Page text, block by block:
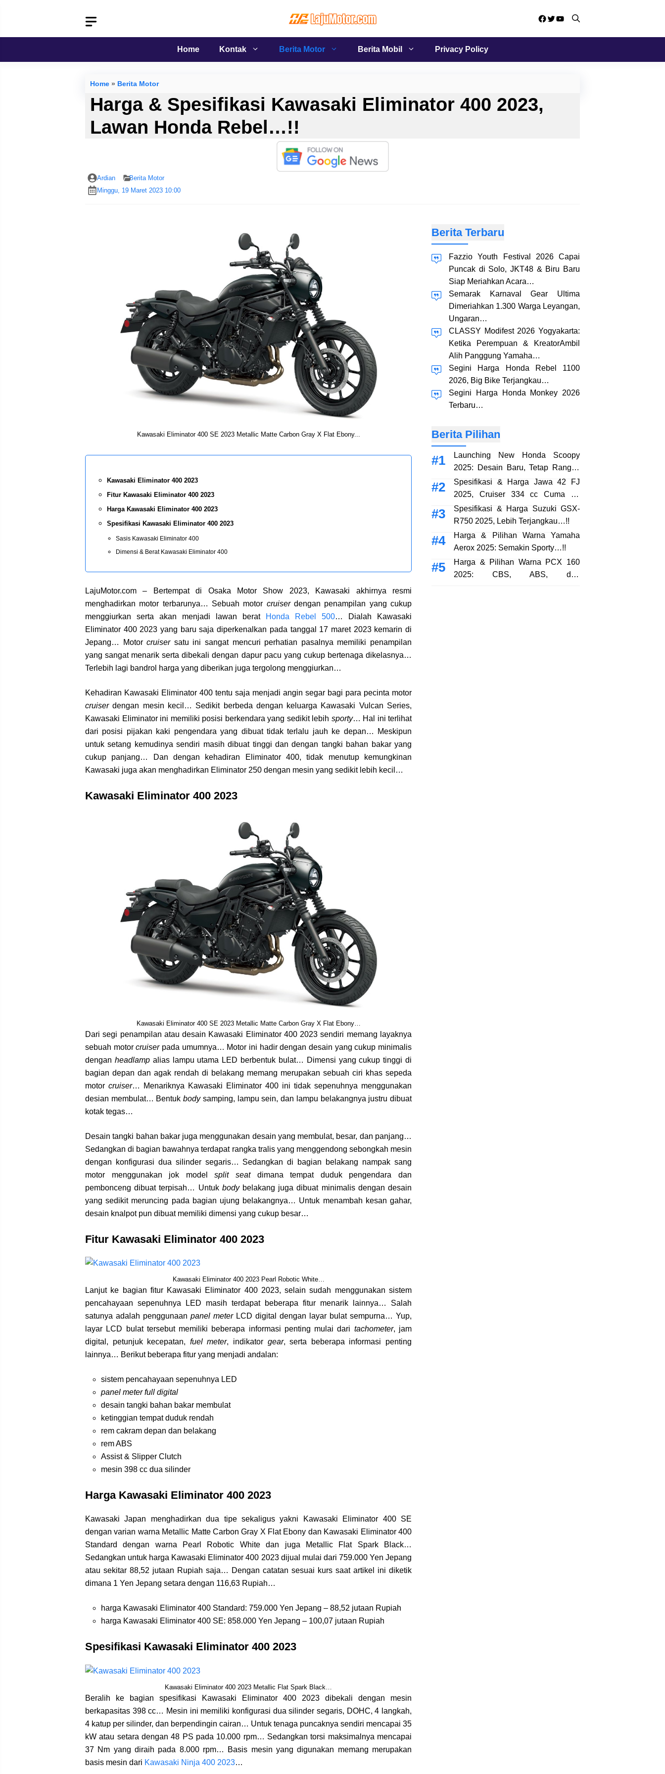
Facebook
Twitter
YouTube
Home Kontak Berita Motor Berita Mobil Privacy Policy
Home » Berita Motor
Harga & Spesifikasi Kawasaki Eliminator 400 2023,
Lawan Honda Rebel…!!
Ardian
Berita Motor
Minggu, 19 Maret 2023 10:00
Kawasaki Eliminator 400 SE 2023 Metallic Matte Carbon Gray X Flat Ebony...
Kawasaki Eliminator 400 2023
Fitur Kawasaki Eliminator 400 2023
Harga Kawasaki Eliminator 400 2023
Spesifikasi Kawasaki Eliminator 400 2023
Sasis Kawasaki Eliminator 400
Dimensi & Berat Kawasaki Eliminator 400
LajuMotor.com – Bertempat di Osaka Motor Show 2023, Kawasaki akhirnya resmi
menghadirkan motor terbarunya… Sebuah motor cruiserdengan penampilan yang cukup
menggiurkan serta akan menjadi lawan berat
Honda Rebel 500… Dialah Kawasaki
Eliminator 400 2023 yang baru saja diperkenalkan pada tanggal 17 maret 2023 kemarin di
Jepang… Motorcruisersatu ini sangat mencuri perhatian pasalnya memiliki penampilan
yang sangat menarik serta dibekali dengan dapur pacu yang cukup bertenaga dikelasnya…
Terlebih lagi bandrol harga yang diberikan juga tergolong menggiurkan…
Kehadiran Kawasaki Eliminator 400 tentu saja menjadi angin segar bagi para pecinta motor
cruiserdengan mesin kecil… Sedikit berbeda dengan keluarga Kawasaki Vulcan Series,
Kawasaki Eliminator ini memiliki posisi berkendara yang sedikit lebih sporty… Hal ini terlihat
dari posisi pijakan kaki pengendara yang dibuat tidak terlalu jauh ke depan… Meskipun
untuk setang kemudinya sendiri masih dibuat tinggi dan dengan tangki bahan bakar yang
cukup panjang… Dan dengan kehadiran Eliminator 400, tidak menutup kemungkinan
Kawasaki juga akan menghadirkan Eliminator 250 dengan mesin yang sedikit lebih kecil…
Kawasaki Eliminator 400 2023
Kawasaki Eliminator 400 SE 2023 Metallic Matte Carbon Gray X Flat Ebony…
Dari segi penampilan atau desain Kawasaki Eliminator 400 2023 sendiri memang layaknya
sebuah motorcruiserpada umumnya… Motor ini hadir dengan desain yang cukup minimalis
dengan headlampalias lampu utama LED berbentuk bulat… Dimensi yang cukup tinggi di
bagian depan dan agak rendah di belakang memang merupakan sebuah ciri khas sepeda
motor cruiser… Menariknya Kawasaki Eliminator 400 ini tidak sepenuhnya menggunakan
desian membulat… Bentukbodysamping, lampu sein, dan lampu belakangnya justru dibuat
kotak tegas…
Desain tangki bahan bakar juga menggunakan desain yang membulat, besar, dan panjang…
Sedangkan di bagian bawahnya terdapat rangka tralis yang menggendong sebongkah mesin
dengan konfigurasi dua silinder segaris… Sedangkan di bagian belakang nampak sang
motor menggunakan jok modelsplit seatdimana tempat duduk pengendara dan
pembonceng dibuat terpisah… Untuk bodybelakang juga dibuat minimalis dengan desain
yang sedikit meruncing pada bagian ujung belakangnya… Untuk menambah kesan gahar,
desain knalpot pun dibuat memiliki dimensi yang cukup besar…
Fitur Kawasaki Eliminator 400 2023
Kawasaki Eliminator 400 2023 Pearl Robotic White…
Lanjut ke bagian fitur Kawasaki Eliminator 400 2023, selain sudah menggunakan sistem
pencahayaan sepenuhnya LED masih terdapat beberapa fitur menarik lainnya… Salah
satunya adalah penggunaan panel meterLCD digital dengan layar bulat sempurna… Yup,
layar LCD bulat tersebut memiliki beberapa informasi penting mulai dari tachometer, jam
digital, petunjuk kecepatan, fuel meter, indikator gear, serta beberapa informasi penting
lainnya… Berikut beberapa fitur yang menjadi andalan:
sistem pencahayaan sepenuhnya LED
panel meter full digital
desain tangki bahan bakar membulat
ketinggian tempat duduk rendah
rem cakram depan dan belakang
rem ABS
Assist & Slipper Clutch
mesin 398 cc dua silinder
Harga Kawasaki Eliminator 400 2023
Kawasaki Japan menghadirkan dua tipe sekaligus yakni Kawasaki Eliminator 400 SE
dengan varian warna Metallic Matte Carbon Gray X Flat Ebony dan Kawasaki Eliminator 400
Standard dengan warna Pearl Robotic White dan juga Metallic Flat Spark Black…
Sedangkan untuk harga Kawasaki Eliminator 400 2023 dijual mulai dari 759.000 Yen Jepang
atau sekitar 88,52 jutaan Rupiah saja… Dengan catatan sesuai kurs saat artikel ini diketik
dimana 1 Yen Jepang setara dengan 116,63 Rupiah…
harga Kawasaki Eliminator 400 Standard: 759.000 Yen Jepang – 88,52 jutaan Rupiah
harga Kawasaki Eliminator 400 SE: 858.000 Yen Jepang – 100,07 jutaan Rupiah
Spesifikasi Kawasaki Eliminator 400 2023
Kawasaki Eliminator 400 2023 Metallic Flat Spark Black…
Beralih ke bagian spesifikasi Kawasaki Eliminator 400 2023 dibekali dengan mesin
berkapasitas 398 cc… Mesin ini memiliki konfigurasi dua silinder segaris, DOHC, 4 langkah,
4 katup per silinder, dan berpendingin cairan… Untuk tenaga puncaknya sendiri mencapai 35
kW atau setara dengan 48 PS pada 10.000 rpm… Sedangkan torsi maksimalnya mencapai
37 Nm yang diraih pada 8.000 rpm… Basis mesin yang digunakan memang merupakan
basis mesin dari Kawasaki Ninja 400 2023…
Berita Terbaru
Fazzio Youth Festival 2026 Capai
Puncak di Solo, JKT48 & Biru Baru
Siap Meriahkan Acara…
Semarak Karnaval Gear Ultima
Dimeriahkan 1.300 Warga Leyangan,
Ungaran…
CLASSY Modifest 2026 Yogyakarta:
Ketika Perempuan & KreatorAmbil
Alih Panggung Yamaha…
Segini Harga Honda Rebel 1100
2026, Big Bike Terjangkau…
Segini Harga Honda Monkey 2026
Terbaru…
Berita Pilihan
Launching New Honda Scoopy
2025: Desain Baru, Tetap Rangka
eSAF…!!
Spesifikasi & Harga Jawa 42 FJ
2025, Cruiser 334 cc Cuma 38
Jutaan…!!
Spesifikasi & Harga Suzuki GSX-
R750 2025, Lebih Terjangkau…!!
Harga & Pilihan Warna Yamaha
Aerox 2025: Semakin Sporty…!!
Harga & Pilihan Warna PCX 160
2025: CBS, ABS, dan